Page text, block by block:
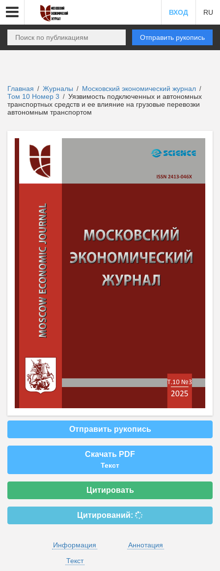
ВХОД RU
Отправить рукопись
Главная / Журналы / Московский экономический журнал /
Том 10 Номер 3 / Уязвимость подключенных и автономных
транспортных средств и ее влияние на грузовые перевозки
автономным транспортом
Отправить рукопись
Скачать PDF
Текст
Цитировать
Цитирований:
Информация
Аннотация
Текст